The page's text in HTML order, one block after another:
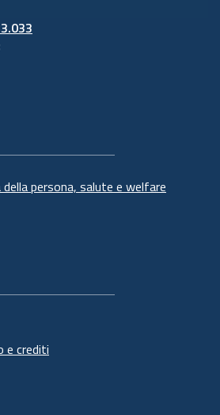
persona, salute e welfare
e crediti